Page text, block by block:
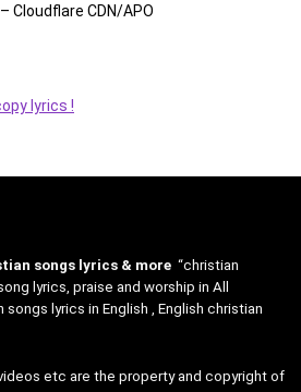
Cloudflare CDN/APO
lyrics !
songs lyrics & more “christian
lyrics, praise and worship in All
lyrics in English , English christian
etc are the property and copyright of